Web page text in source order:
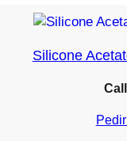
Silicone